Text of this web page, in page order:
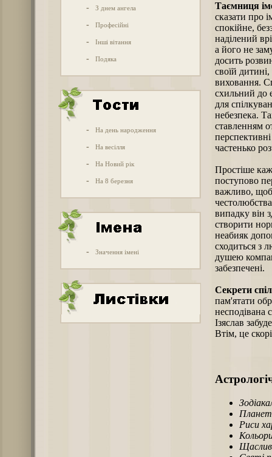
- З днем ангела
- Професійні
- Інші вітання
- Подяка
- На день народження
- На весілля
- На Новий рік
- На 8 березня
- Значення імені
Таємниця
сказати про
спокійне,
наділений
а його не
досить
своїй
виховання.
схильний до
для
небезпека.
ставленням
частенько
Простіше
поступово
важливо, щоб
випадку він
створити
неабияк
сходиться з
душею
забезпечені.
Секрети
пам'ятати
несподівана
Ізяслав
Втім, це
Риси